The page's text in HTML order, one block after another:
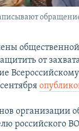
от
организации
российского